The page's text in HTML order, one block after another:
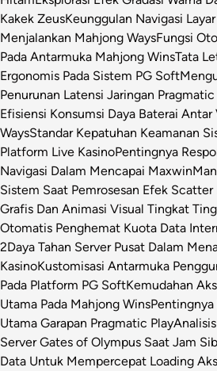
Kakek ZeusKeunggulan Navigasi
Menjalankan Mahjong WaysFungsi
Pada Antarmuka Mahjong WinsTata
Ergonomis Pada Sistem PG Soft
Penurunan Latensi Jaringan Pragmatic
Efisiensi Konsumsi Daya Baterai
WaysStandar Kepatuhan Keamanan
Platform Live KasinoPentingnya
Navigasi Dalam Mencapai Maxwin
Sistem Saat Pemrosesan Efek
Grafis Dan Animasi Visual Tingkat
Otomatis Penghemat Kuota Data
2Daya Tahan Server Pusat Dalam
KasinoKustomisasi Antarmuka
Pada Platform PG SoftKemudahan
Utama Pada Mahjong Wins
Utama Garapan Pragmatic Play
Server Gates of Olympus Saat Jam
Data Untuk Mempercepat Loading